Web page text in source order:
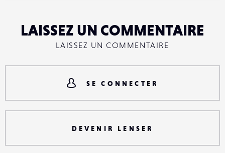
LAISSEZ UN COMMENTAIRE
LAISSEZ UN COMMENTAIRE
SE CONNECTER
DEVENIR LENSER